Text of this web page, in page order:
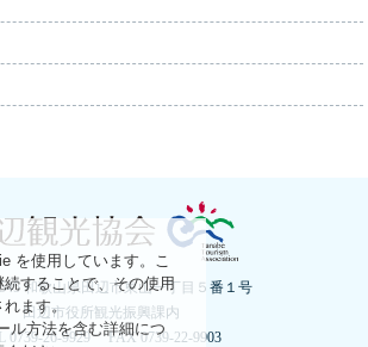
を使用しています。こ
することで、その使用
ます。
ル方法を含む詳細につ
和歌山県田辺市東山一丁目５番１号
田辺市役所観光振興課内
0739-26-9929 FAX 0739-22-9903